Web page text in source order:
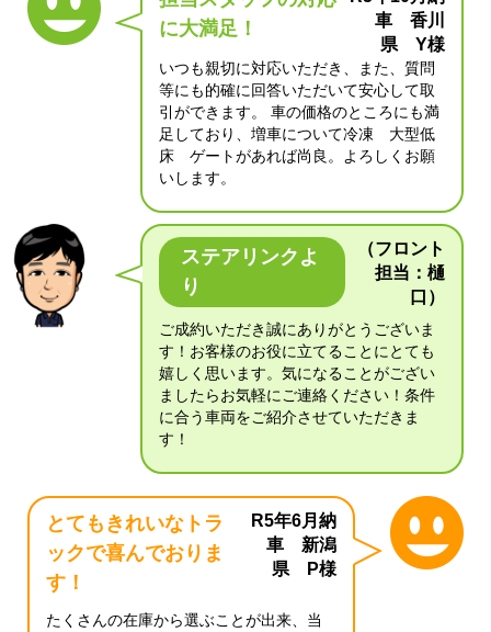
に大満足！
車 香川
県 Y様
いつも親切に対応いただき、また、質問
等にも的確に回答いただいて安心して取
引ができます。 車の価格のところにも満
足しており、増車について冷凍 大型低
床 ゲートがあれば尚良。よろしくお願
いします。
ステアリンクよ
り
（フロント
担当：樋
口）
ご成約いただき誠にありがとうございま
す！お客様のお役に立てることにとても
嬉しく思います。気になることがござい
ましたらお気軽にご連絡ください！条件
に合う車両をご紹介させていただきま
す！
とてもきれいなトラ
ックで喜んでおりま
す！
R5年6月納
車 新潟
県 P様
たくさんの在庫から選ぶことが出来、当